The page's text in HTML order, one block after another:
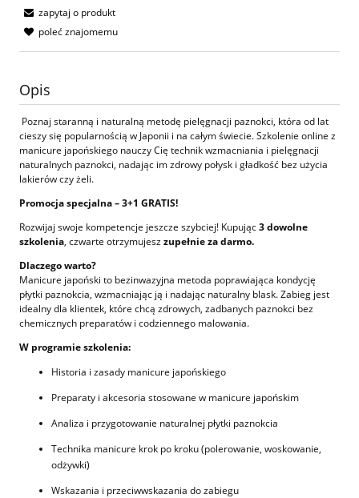
zapytaj o produkt
poleć znajomemu
Opis
Poznaj staranną i naturalną metodę pielęgnacji paznokci, która od lat
cieszy się popularnością w Japonii i na całym świecie. Szkolenie online z
manicure japońskiego nauczy Cię technik wzmacniania i pielęgnacji
naturalnych paznokci, nadając im zdrowy połysk i gładkość bez użycia
lakierów czy żeli.
Promocja specjalna – 3+1 GRATIS!
Rozwijaj swoje kompetencje jeszcze szybciej! Kupując3 dowolne
szkolenia, czwarte otrzymujeszzupełnie za darmo.
Dlaczego warto?
Manicure japoński to bezinwazyjna metoda poprawiająca kondycję
płytki paznokcia, wzmacniając ją i nadając naturalny blask. Zabieg jest
idealny dla klientek, które chcą zdrowych, zadbanych paznokci bez
chemicznych preparatów i codziennego malowania.
W programie szkolenia:
Historia i zasady manicure japońskiego
Preparaty i akcesoria stosowane w manicure japońskim
Analiza i przygotowanie naturalnej płytki paznokcia
Technika manicure krok po kroku (polerowanie, woskowanie,
odżywki)
Wskazania i przeciwwskazania do zabiegu